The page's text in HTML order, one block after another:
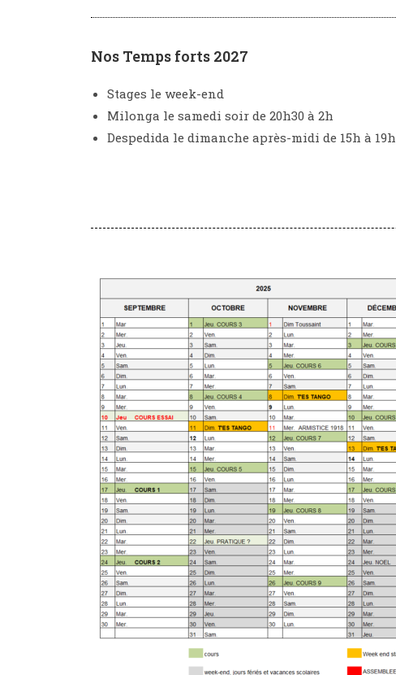
Nos Temps forts 2027
Stages le week-end
Milonga le samedi soir de 20h30 à 2h
Despedida le dimanche après-midi de 15h à 19h